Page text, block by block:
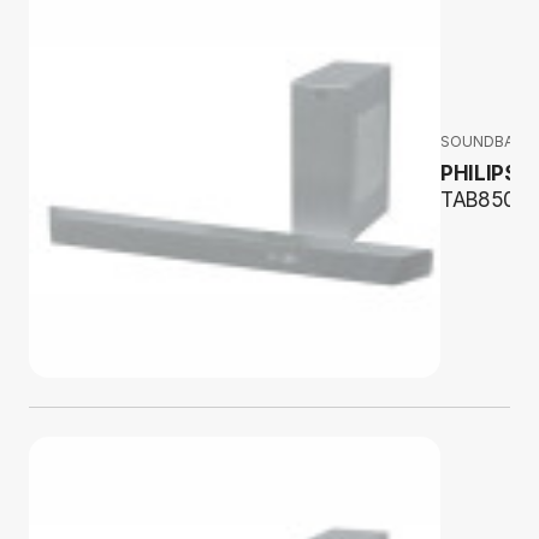
SOUNDBARY
PHILIPS
TAB8507